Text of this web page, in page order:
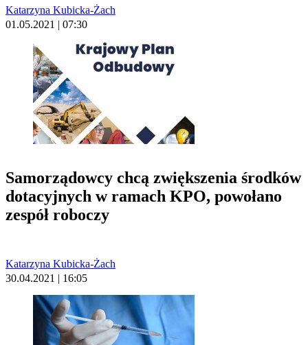
Katarzyna Kubicka-Żach
01.05.2021 | 07:30
Samorządowcy chcą zwiększenia środków
dotacyjnych w ramach KPO, powołano
zespół roboczy
Katarzyna Kubicka-Żach
30.04.2021 | 16:05